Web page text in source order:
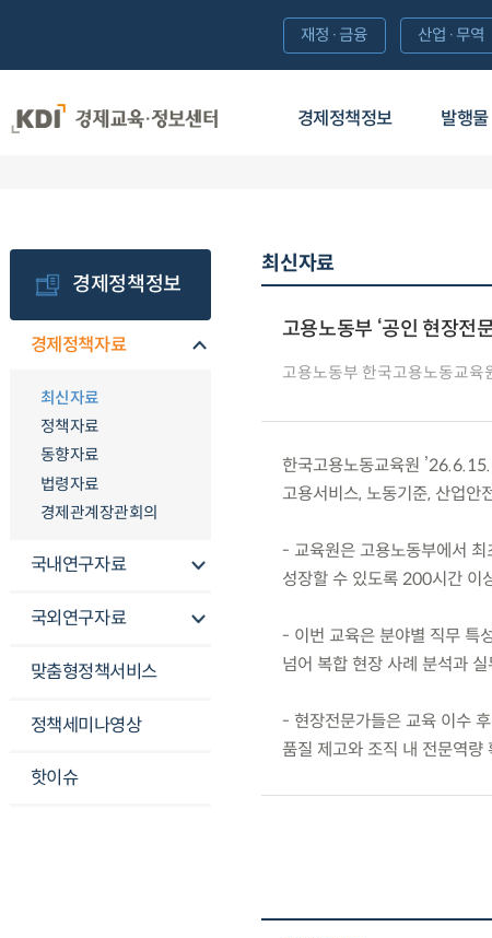
경제정책정보 발행물
재정·금융 산업·무역
경제정책정보
경제정책자료
최신자료
정책자료
동향자료
법령자료
경제관계장관회의
국내연구자료
국외연구자료
맞춤형정책서비스
정책세미나영상
핫이슈
최신자료
고용노동부 ‘공인 현장전
고용노동부 한국고용노동교육
한국고용노동교육원
고용서비스, 노동기준, 산업안
- 교육원은 고용노동부에서
성장할 수 있도록 200시간 이
- 이번 교육은 분야별 직무 특
넘어 복합 현장 사례 분석과
- 현장전문가들은 교육 이수
품질 제고와 조직 내 전문역량